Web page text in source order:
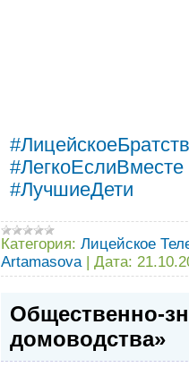
#ЛегкоЕслиВместе
#ЛучшиеДети
Категория: Лицейское
Artamasova | Дата:
Общественно-
домоводства»